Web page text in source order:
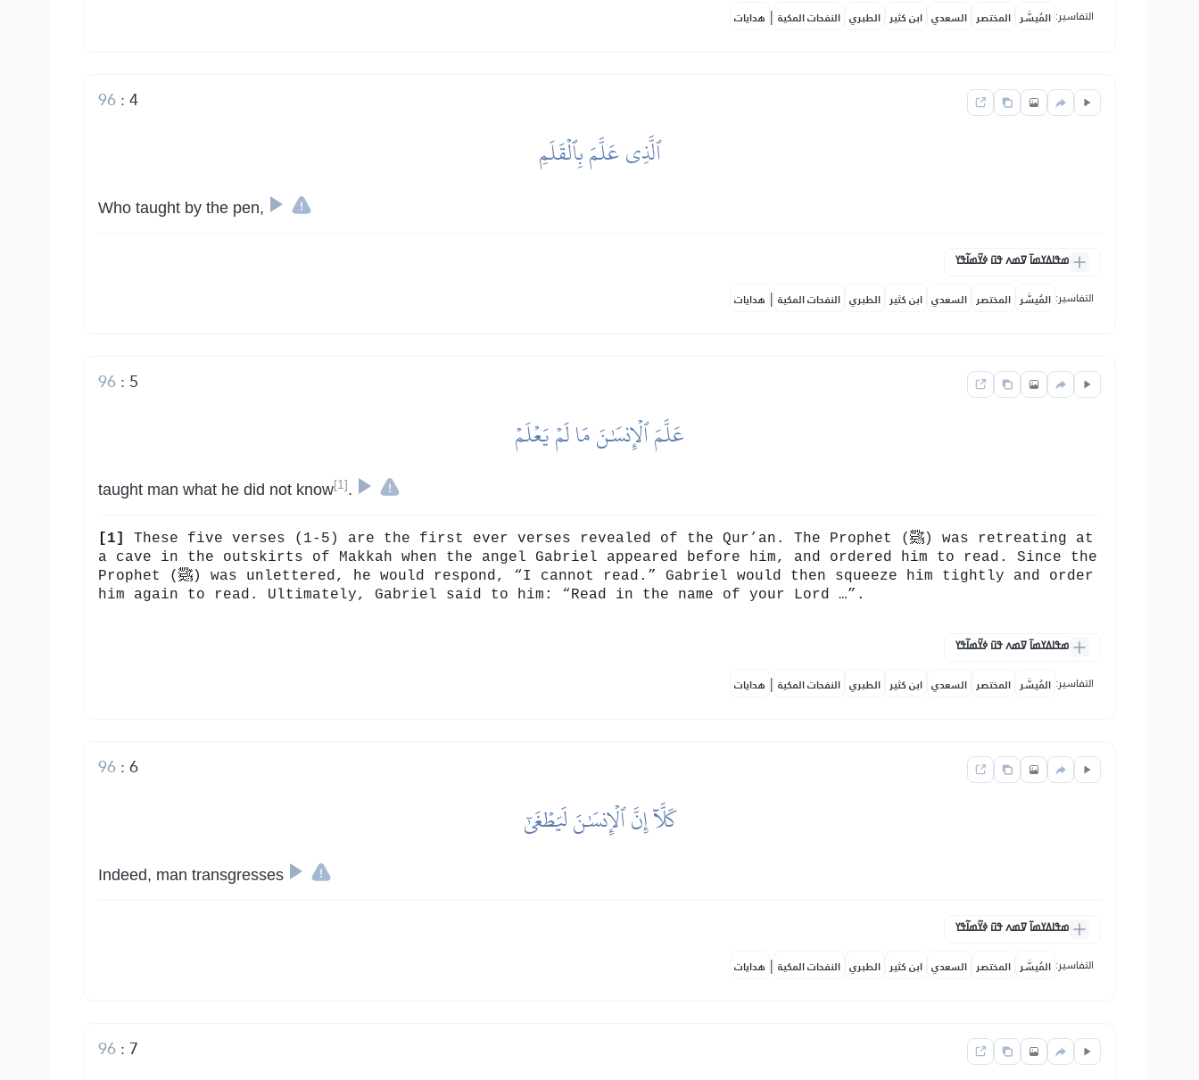
التفاسير: المُيسَّر المختصر السعدي ابن كثير الطبري النفحات المكية | هدايات
4
:
96
ٱلَّذِي عَلَّمَ بِٱلۡقَلَمِ
Who taught by the pen,
ߘߟߊߡߌߘߊ߫ ߜߘߍ ߟߎ߫ ߦߌ߬ߘߊ߬ߟߌ
التفاسير: المُيسَّر المختصر السعدي ابن كثير الطبري النفحات المكية | هدايات
5
:
96
عَلَّمَ ٱلۡإِنسَٰنَ مَا لَمۡ يَعۡلَمۡ
taught man what he did not know[1] .
[1]
These five verses (1-5) are the first ever verses revealed of the Qur’an. The Prophet (ﷺ) was retreating at
a cave in the outskirts of Makkah when the angel Gabriel appeared before him, and ordered him to read. Since the
Prophet (ﷺ) was unlettered, he would respond, “I cannot read.” Gabriel would then squeeze him tightly and order
him again to read. Ultimately, Gabriel said to him: “Read in the name of your Lord …”.
ߘߟߊߡߌߘߊ߫ ߜߘߍ ߟߎ߫ ߦߌ߬ߘߊ߬ߟߌ
التفاسير: المُيسَّر المختصر السعدي ابن كثير الطبري النفحات المكية | هدايات
6
:
96
كَلَّآ إِنَّ ٱلۡإِنسَٰنَ لَيَطۡغَىٰٓ
Indeed, man transgresses
ߘߟߊߡߌߘߊ߫ ߜߘߍ ߟߎ߫ ߦߌ߬ߘߊ߬ߟߌ
التفاسير: المُيسَّر المختصر السعدي ابن كثير الطبري النفحات المكية | هدايات
7
:
96